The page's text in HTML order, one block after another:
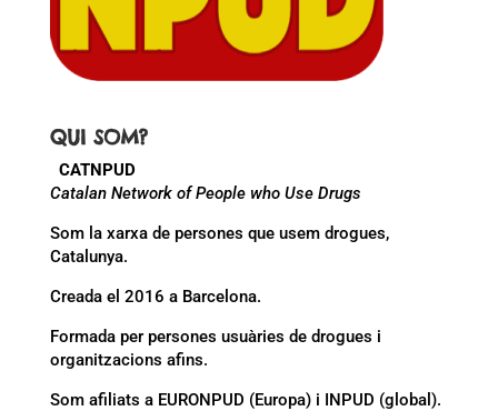
QUI SOM?
CATNPUD
Catalan Network of People who Use Drugs
Som la xarxa de persones que usem drogues,
Catalunya.
Creada el 2016 a Barcelona.
Formada per persones usuàries de drogues i
organitzacions afins.
Som afiliats a EURONPUD (Europa) i INPUD (global).